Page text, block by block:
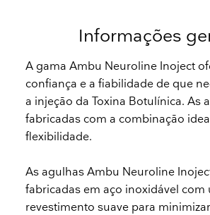
Informações
A gama Ambu Neuroline Inoject
confiança e a fiabilidade de que
a injeção da Toxina Botulínica. As
fabricadas com a combinação
flexibilidade.
As agulhas Ambu Neuroline
fabricadas em aço inoxidável com
revestimento suave para